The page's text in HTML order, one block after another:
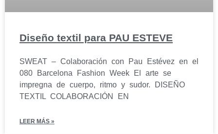
Diseño textil para PAU ESTEVE
SWEAT – Colaboración con Pau Estévez en el
080 Barcelona Fashion Week El arte se
impregna de cuerpo, ritmo y sudor. DISEÑO
TEXTIL COLABORACIÓN EN
LEER MÁS »